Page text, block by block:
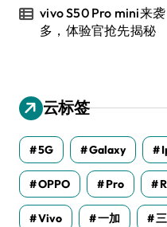
vivo S50 Pro mini来
多，体验官抢先揭秘
云标签
5G Galaxy
OPPO Pro
Vivo 一加